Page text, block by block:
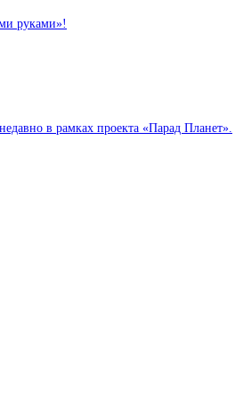
руками»!
в рамках проекта «Парад Планет».